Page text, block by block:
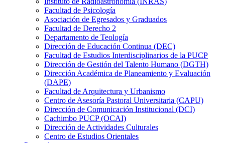
Facultad de Psicología
Asociación de Egresados y Graduados
Facultad de Derecho 2
Departamento de Teología
Dirección de Educación Continua (DEC)
Facultad de Estudios Interdisciplinarios de la PUCP
Dirección de Gestión del Talento Humano (DGTH)
Dirección Académica de Planeamiento y Evaluación
(DAPE)
Facultad de Arquitectura y Urbanismo
Centro de Asesoría Pastoral Universitaria (CAPU)
Dirección de Comunicación Institucional (DCI)
Cachimbo PUCP (OCAI)
Dirección de Actividades Culturales
Centro de Estudios Orientales